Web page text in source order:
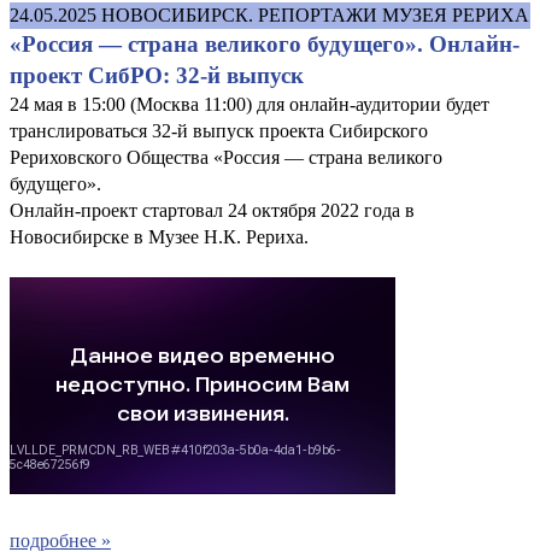
24.05.2025 НОВОСИБИРСК. РЕПОРТАЖИ МУЗЕЯ РЕРИХА
«Россия — страна великого будущего». Онлайн-
проект СибРО: 32-й выпуск
24 мая в 15:00 (Москва 11:00) для онлайн-аудитории будет
транслироваться 32-й выпуск проекта Сибирского
Рериховского Общества «Россия — страна великого
будущего».
Онлайн-проект стартовал 24 октября 2022 года в
Новосибирске в Музее Н.К. Рериха.
подробнее »